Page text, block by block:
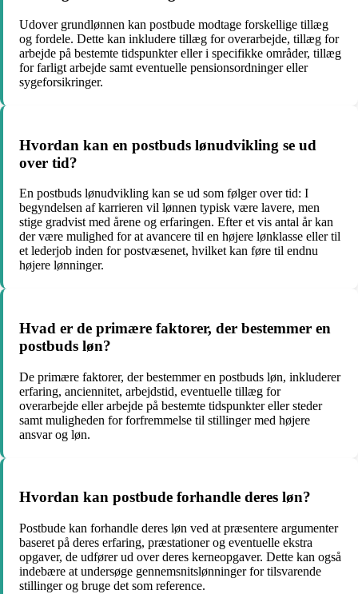
Udover grundlønnen kan postbude modtage forskellige tillæg
og fordele. Dette kan inkludere tillæg for overarbejde, tillæg for
arbejde på bestemte tidspunkter eller i specifikke områder, tillæg
for farligt arbejde samt eventuelle pensionsordninger eller
sygeforsikringer.
Hvordan kan en postbuds lønudvikling se ud
over tid?
En postbuds lønudvikling kan se ud som følger over tid: I
begyndelsen af karrieren vil lønnen typisk være lavere, men
stige gradvist med årene og erfaringen. Efter et vis antal år kan
der være mulighed for at avancere til en højere lønklasse eller til
et lederjob inden for postvæsenet, hvilket kan føre til endnu
højere lønninger.
Hvad er de primære faktorer, der bestemmer en
postbuds løn?
De primære faktorer, der bestemmer en postbuds løn, inkluderer
erfaring, anciennitet, arbejdstid, eventuelle tillæg for
overarbejde eller arbejde på bestemte tidspunkter eller steder
samt muligheden for forfremmelse til stillinger med højere
ansvar og løn.
Hvordan kan postbude forhandle deres løn?
Postbude kan forhandle deres løn ved at præsentere argumenter
baseret på deres erfaring, præstationer og eventuelle ekstra
opgaver, de udfører ud over deres kerneopgaver. Dette kan også
indebære at undersøge gennemsnitslønninger for tilsvarende
stillinger og bruge det som reference.